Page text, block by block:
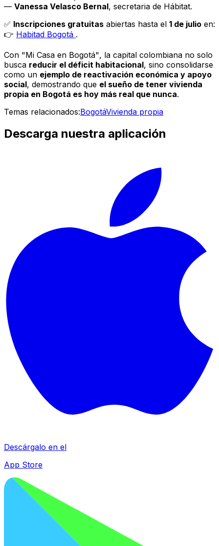
— Vanessa Velasco Bernal, secretaria de Hábitat.
✅ Inscripciones gratuitas abiertas hasta el 1 de julio en:
👉 Habitad Bogotá .
Con "Mi Casa en Bogotá", la capital colombiana no solo
busca reducir el déficit habitacional, sino consolidarse
como un ejemplo de reactivación económica y apoyo
social, demostrando que el sueño de tener vivienda
propia en Bogotá es hoy más real que nunca.
Temas relacionados:BogotáVivienda propia
Descarga nuestra aplicación
Descárgalo en el
App Store